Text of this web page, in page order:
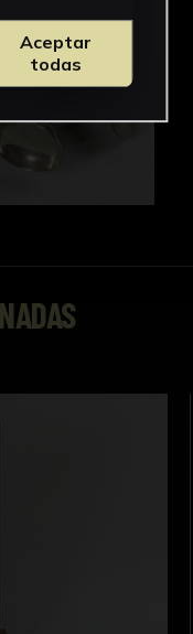
Aceptar
todas